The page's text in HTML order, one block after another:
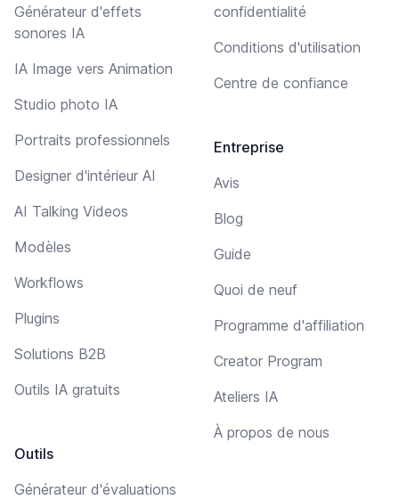
Générateur d'effets
sonores IA
IA Image vers Animation
Studio photo IA
Portraits professionnels
Designer d'intérieur AI
AI Talking Videos
Modèles
Workflows
Plugins
Solutions B2B
Outils IA gratuits
Outils
Générateur d'évaluations
confidentialité
Conditions d'utilisation
Centre de confiance
Entreprise
Avis
Blog
Guide
Quoi de neuf
Programme d'affiliation
Creator Program
Ateliers IA
À propos de nous